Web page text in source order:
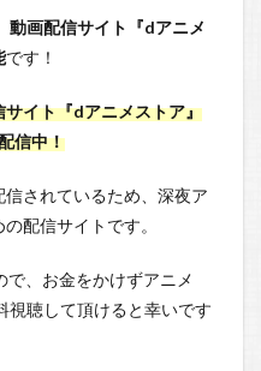
動画配信サイト『dアニメ
です！
イト『dアニメストア』
信中！
されているため、深夜ア
配信サイトです。
で、お金をかけずアニメ
視聴して頂けると幸いです